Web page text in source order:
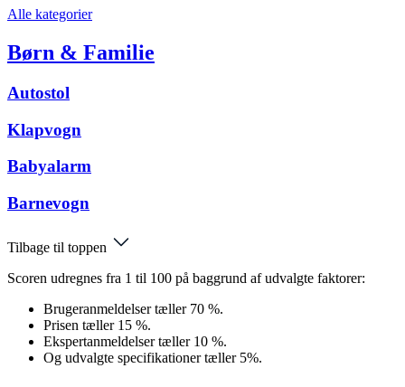
Alle kategorier
Børn & Familie
Autostol
Klapvogn
Babyalarm
Barnevogn
Tilbage til toppen
Scoren udregnes fra 1 til 100 på baggrund af udvalgte faktorer:
Brugeranmeldelser tæller 70 %.
Prisen tæller 15 %.
Ekspertanmeldelser tæller 10 %.
Og udvalgte specifikationer tæller 5%.